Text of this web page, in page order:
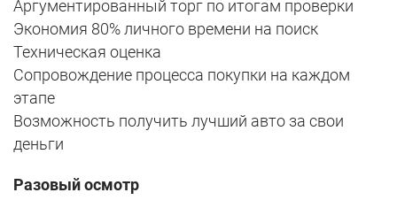
Аргументированный торг по итогам проверки
Экономия 80% личного времени на поиск
Техническая оценка
Сопровождение процесса покупки на каждом
этапe
Возможность получить лучший авто за свои
деньги
Разовый осмотр